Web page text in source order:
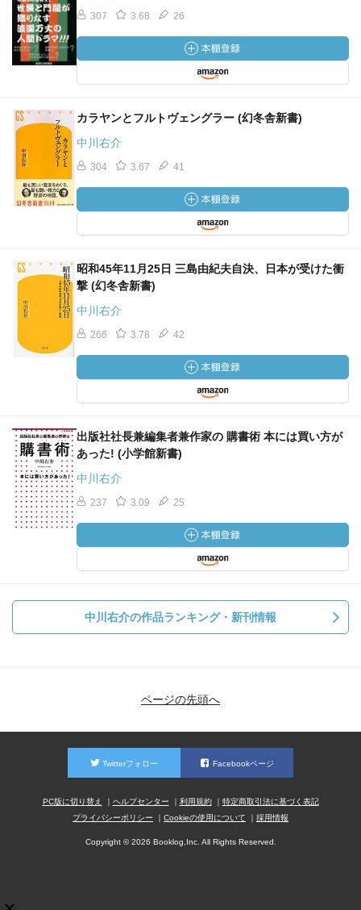
307 3.68 26
カラヤンとフルトヴェングラー (幻冬舎新書)
中川右介
304 3.67 41
昭和45年11月25日 三島由紀夫自決、日本が受けた衝
撃 (幻冬舎新書)
中川右介
266 3.78 42
出版社社長兼編集者兼作家の 購書術 本には買い方が
あった! (小学館新書)
中川右介
237 3.09 25
中川右介の作品ランキング・新刊情報
ページの先頭へ
Twitterフォロー Facebookページ
PC版に切り替え ヘルプセンター 利用規約
特定商取引法に基づく表記
プライバシーポリシー
Cookieの使用について 採用情報
Copyright © 2026 Booklog,Inc. All Rights Reserved.